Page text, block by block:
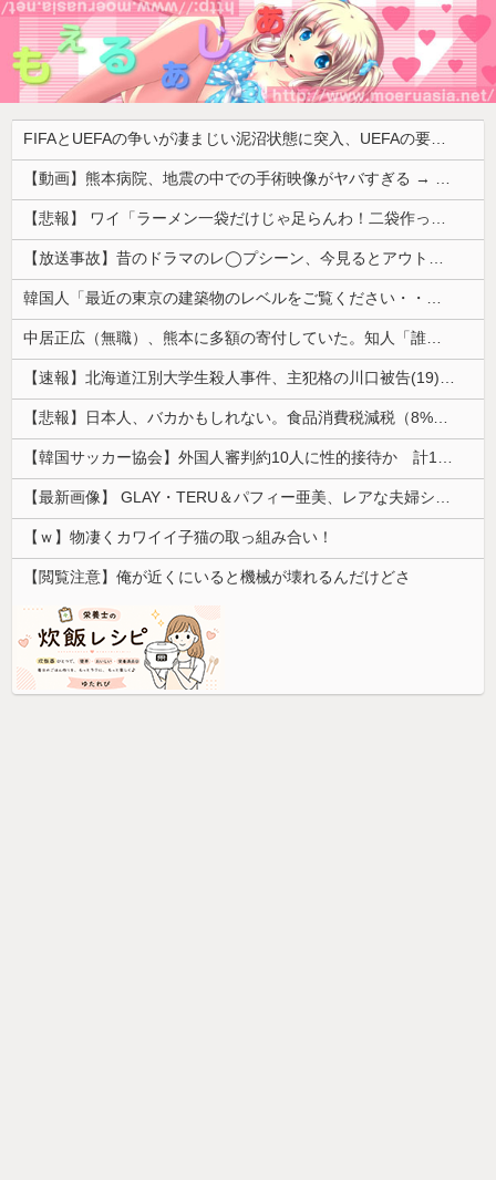
FIFAとUEFAの争いが凄まじい泥沼状態に突入、UEFAの要求を呑んだFIFAだったがUEFA側は強硬姿勢を崩さず……
【動画】熊本病院、地震の中での手術映像がヤバすぎる → 医療機器が飛び交う激震の中で患者を全身で庇う医師らの咄嗟の行動に世界中から絶賛の嵐
【悲報】 ワイ「ラーメン一袋だけじゃ足らんわ！二袋作ったろ！」→結果ｗｗｗ
【放送事故】昔のドラマのレ◯プシーン、今見るとアウトすぎる・・・
韓国人「最近の東京の建築物のレベルをご覧ください・・・」
中居正広（無職）、熊本に多額の寄付していた。知人「誰にも知られなくてもいい、と公表してない」
【速報】北海道江別大学生殺人事件、主犯格の川口被告(19)に無期懲役の判決
【悲報】日本人、バカかもしれない。食品消費税減税（8%→1%）に93.2%の国民が賛成してしまう
【韓国サッカー協会】外国人審判約10人に性的接待か 計1496回、約2億ウォン（約2200万円）
【最新画像】 GLAY・TERU＆パフィー亜美、レアな夫婦ショットを公開してしまう！
【ｗ】物凄くカワイイ子猫の取っ組み合い！
【閲覧注意】俺が近くにいると機械が壊れるんだけどさ